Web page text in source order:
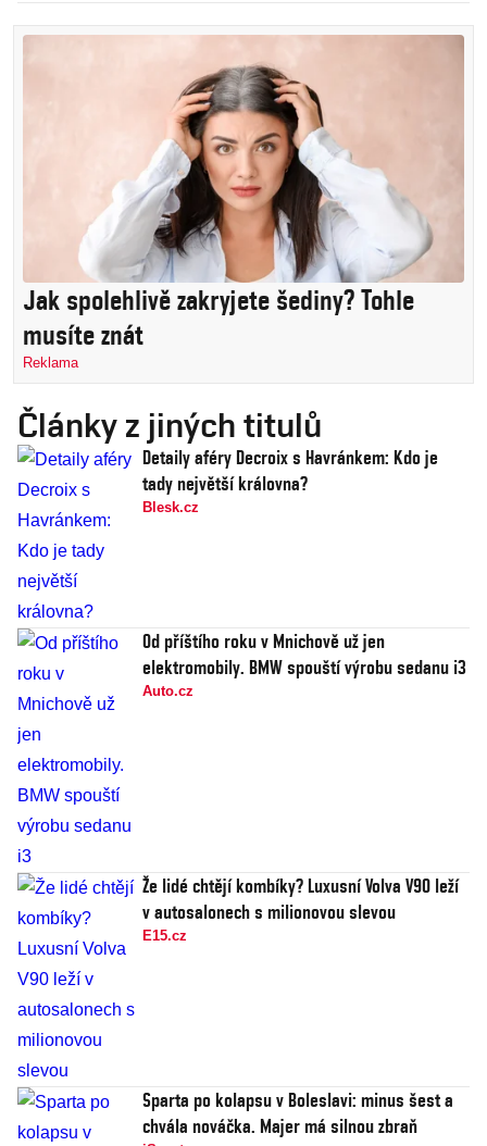
Jak spolehlivě zakryjete šediny? Tohle
musíte znát
Reklama
Články z jiných titulů
Detaily aféry Decroix s Havránkem: Kdo je
tady největší královna?
Blesk.cz
Od příštího roku v Mnichově už jen
elektromobily. BMW spouští výrobu sedanu i3
Auto.cz
Že lidé chtějí kombíky? Luxusní Volva V90 leží
v autosalonech s milionovou slevou
E15.cz
Sparta po kolapsu v Boleslavi: minus šest a
chvála nováčka. Majer má silnou zbraň